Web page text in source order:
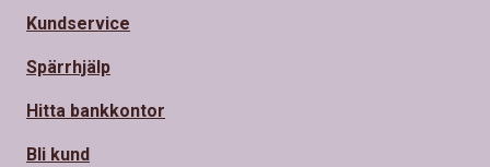
Kundservice
Spärrhjälp
Hitta bankkontor
Bli kund